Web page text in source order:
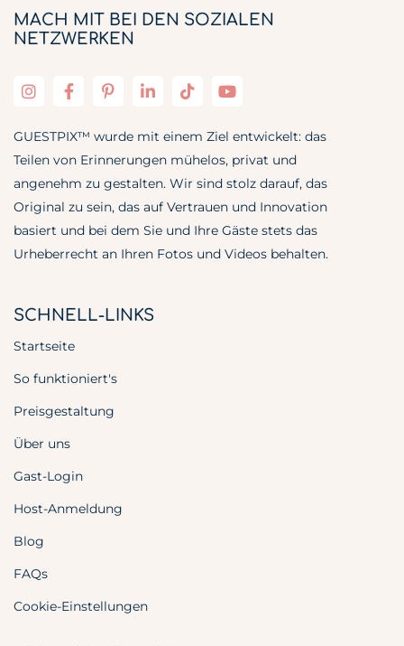
MACH MIT BEI DEN SOZIALEN
NETZWERKEN
GUESTPIX™ wurde mit einem Ziel entwickelt: das
Teilen von Erinnerungen mühelos, privat und
angenehm zu gestalten. Wir sind stolz darauf, das
Original zu sein, das auf Vertrauen und Innovation
basiert und bei dem Sie und Ihre Gäste stets das
Urheberrecht an Ihren Fotos und Videos behalten.
SCHNELL-LINKS
Startseite
So funktioniert's
Preisgestaltung
Über uns
Gast-Login
Host-Anmeldung
Blog
FAQs
Cookie-Einstellungen